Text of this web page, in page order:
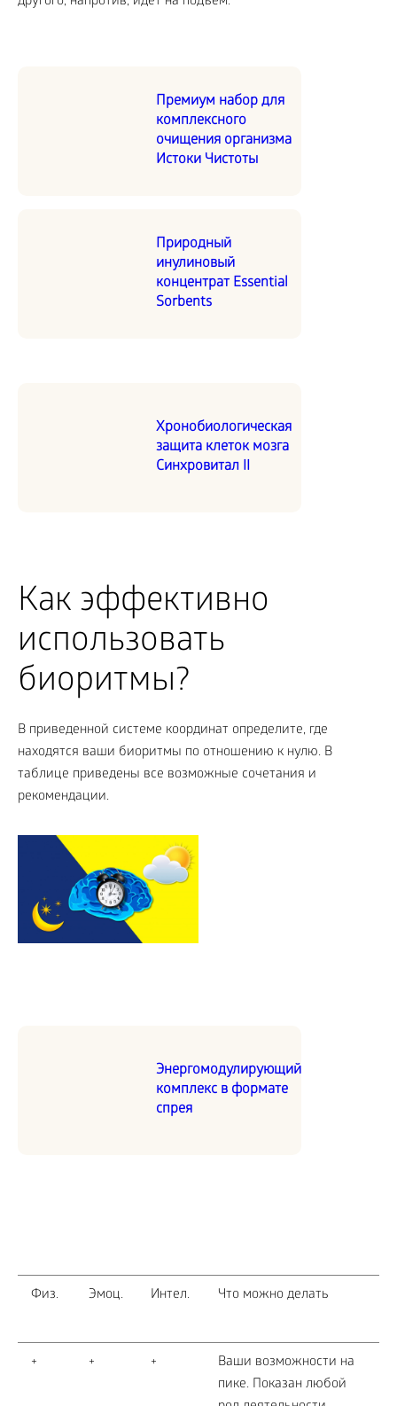
Премиум набор для
комплексного
очищения организма
Истоки Чистоты
Природный
инулиновый
концентрат Essential
Sorbents
Хронобиологическая
защита клеток мозга
Синхровитал II
Как эффективно
использовать
биоритмы?
В приведенной системе координат определите, где
находятся ваши биоритмы по отношению к нулю. В
таблице приведены все возможные сочетания и
рекомендации.
Энергомодулирующий
комплекс в формате
спрея
Физ. Эмоц. Интел. Что можно делать
+ + +
Ваши возможности на
пике. Показан любой